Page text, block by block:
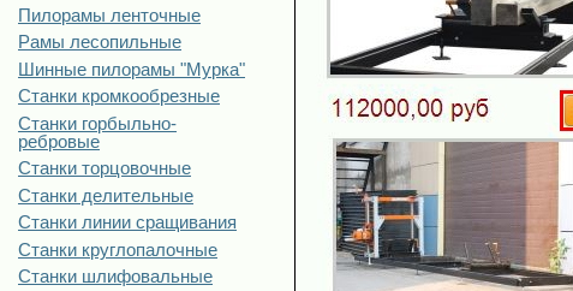
Пилорамы ленточные
Рамы лесопильные
Шинные пилорамы "Мурка"
Станки кромкообрезные
Станки горбыльно-
ребровые
Станки торцовочные
Станки делительные
Станки линии сращивания
Станки круглопалочные
Станки шлифовальные